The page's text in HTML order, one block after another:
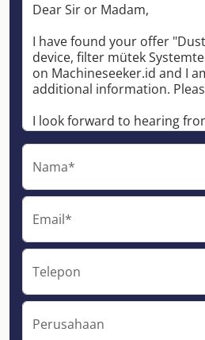
Nama*
Email*
Telepon
Perusahaan